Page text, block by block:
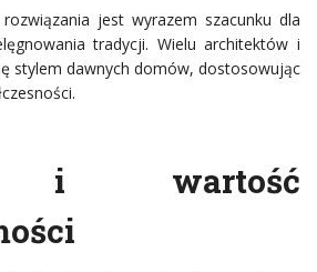
jest wyrazem szacunku dla
tradycji. Wielu architektów i
stylem dawnych domów, dostosowując
i wartość